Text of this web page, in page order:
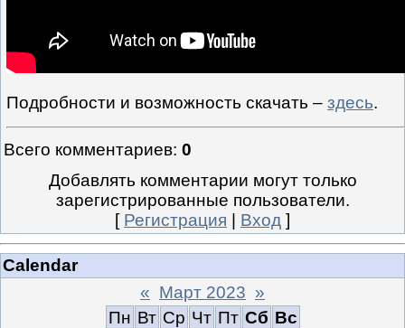
Подробности и возможность скачать – здесь.
Всего комментариев: 0
Добавлять комментарии могут только
зарегистрированные пользователи.
[ Регистрация Вход ]
Calendar
« Март 2023 »
Пн Вт Ср Чт Пт Сб Вс